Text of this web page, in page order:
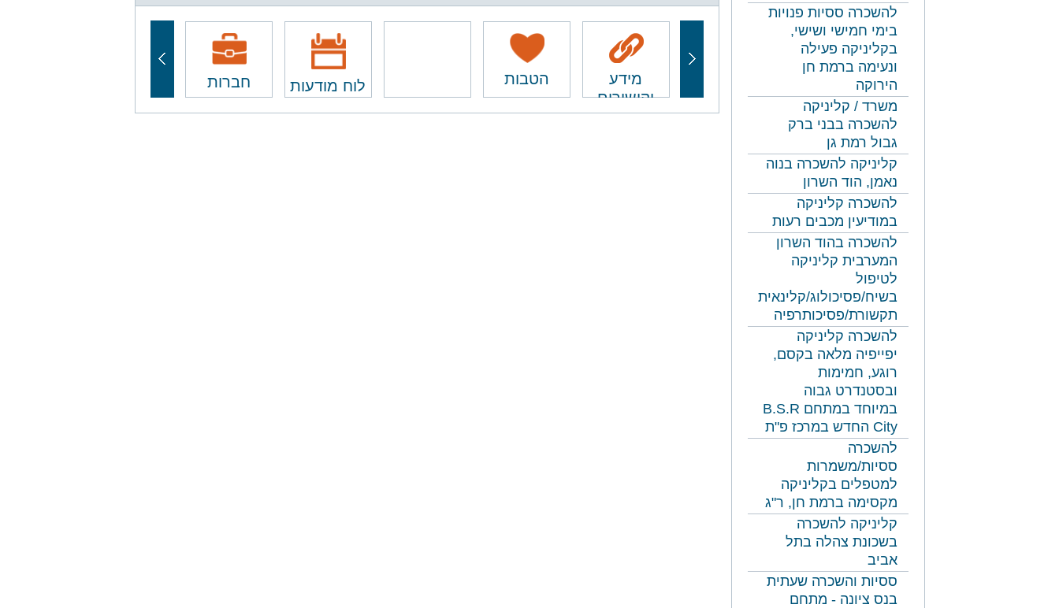
להשכרה ססיות פנויות
בימי חמישי ושישי,
בקליניקה פעילה
ונעימה ברמת חן
הירוקה
משרד / קליניקה
להשכרה בבני ברק
גבול רמת גן
קליניקה להשכרה בנוה
נאמן, הוד השרון
להשכרה קליניקה
במודיעין מכבים רעות
להשכרה בהוד השרון
המערבית קליניקה
לטיפול
בשיח/פסיכולוג/קלינאית
תקשורת/פסיכותרפיה
להשכרה קליניקה
יפייפיה מלאה בקסם,
רוגע, חמימות
ובסטנדרט גבוה
במיוחד במתחם B.S.R
City החדש במרכז פ"ת
להשכרה
ססיות/משמרות
למטפלים בקליניקה
מקסימה ברמת חן, ר"ג
קליניקה להשכרה
בשכונת צהלה בתל
אביב
ססיות והשכרה שעתית
בנס ציונה - מתחם
חברות לוח מודעות הטבות
מידע
וקישורים
משפטיים